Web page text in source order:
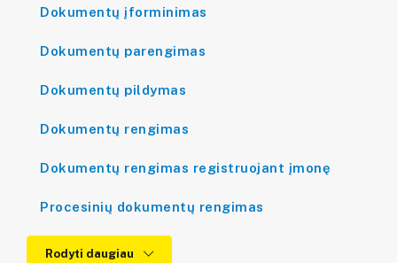
Dokumentų įforminimas
Dokumentų parengimas
Dokumentų pildymas
Dokumentų rengimas
Dokumentų rengimas registruojant įmonę
Procesinių dokumentų rengimas
Rodyti daugiau